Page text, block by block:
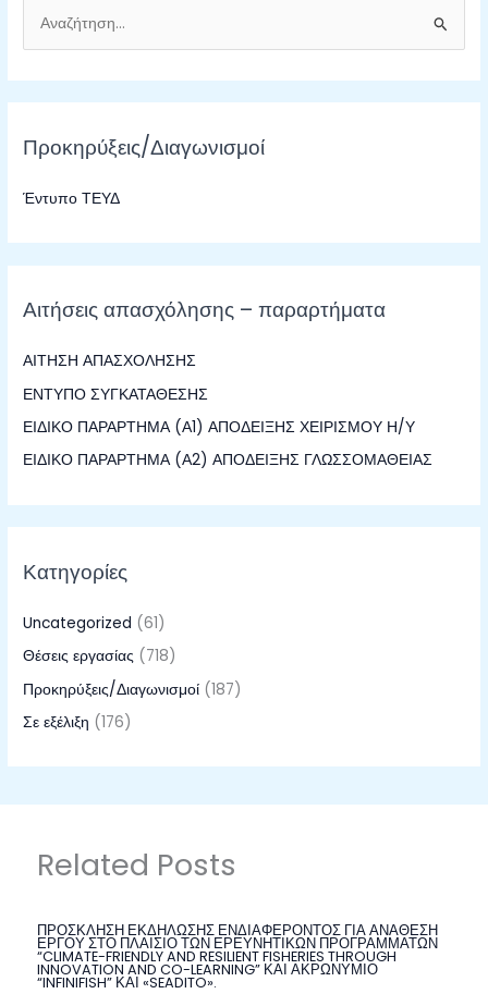
ν
α
ή
η
η
ι
α
Προκηρύξεις/Διαγωνισμοί
Έντυπο ΤΕΥΔ
Αιτήσεις απασχόλησης – παραρτήματα
ΑΙΤΗΣΗ ΑΠΑΣΧΟΛΗΣΗΣ
ΕΝΤΥΠΟ ΣΥΓΚΑΤΑΘΕΣΗΣ
ΕΙΔΙΚΟ ΠΑΡΑΡΤΗΜΑ (Α1) ΑΠΟΔΕΙΞΗΣ ΧΕΙΡΙΣΜΟΥ Η/Υ
ΕΙΔΙΚΟ ΠΑΡΑΡΤΗΜΑ (Α2) ΑΠΟΔΕΙΞΗΣ ΓΛΩΣΣΟΜΑΘΕΙΑΣ
Κατηγορίες
Uncategorized (61)
Θέσεις εργασίας (718)
Προκηρύξεις/Διαγωνισμοί (187)
Σε εξέλιξη (176)
Related Posts
ΠΡΟΣΚΛΗΣΗ ΕΚΔΗΛΩΣΗΣ ΕΝΔΙΑΦΕΡΟΝΤΟΣ ΓΙΑ ΑΝΑΘΕΣΗ
ΕΡΓΟΥ ΣΤΟ ΠΛΑΙΣΙΟ ΤΩΝ ΕΡΕΥΝΗΤΙΚΩΝ ΠΡΟΓΡΑΜΜΑΤΩΝ
“CLIMATE-FRIENDLY AND RESILIENT FISHERIES THROUGH
INNOVATION AND CO-LEARNING” ΚΑΙ ΑΚΡΩΝΥΜΙΟ
“INFINIFISH” ΚΑΙ «SEADITO».